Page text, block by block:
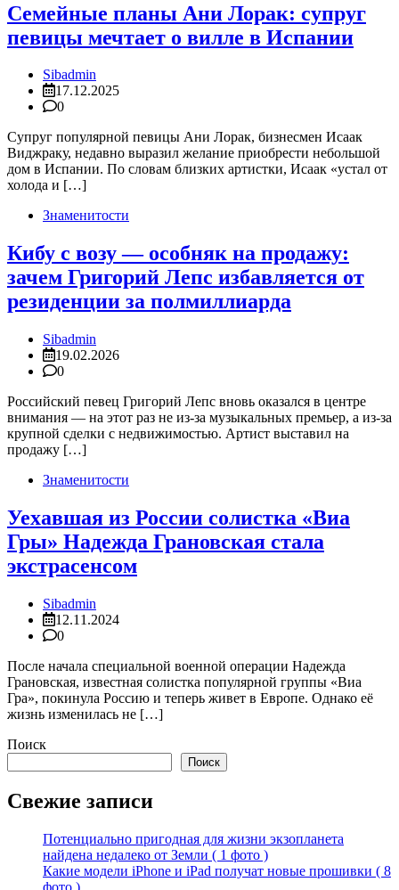
Семейные планы Ани Лорак: супруг
певицы мечтает о вилле в Испании
Sibadmin
17.12.2025
0
Супруг популярной певицы Ани Лорак, бизнесмен Исаак
Виджраку, недавно выразил желание приобрести небольшой
дом в Испании. По словам близких артистки, Исаак «устал от
холода и […]
Знаменитости
Кибу с возу — особняк на продажу:
зачем Григорий Лепс избавляется от
резиденции за полмиллиарда
Sibadmin
19.02.2026
0
Российский певец Григорий Лепс вновь оказался в центре
внимания — на этот раз не из-за музыкальных премьер, а из-за
крупной сделки с недвижимостью. Артист выставил на
продажу […]
Знаменитости
Уехавшая из России солистка «Виа
Гры» Надежда Грановская стала
экстрасенсом
Sibadmin
12.11.2024
0
После начала специальной военной операции Надежда
Грановская, известная солистка популярной группы «Виа
Гра», покинула Россию и теперь живет в Европе. Однако её
жизнь изменилась не […]
Поиск
Поиск
Свежие записи
Потенциально пригодная для жизни экзопланета
найдена недалеко от Земли ( 1 фото )
Какие модели iPhone и iPad получат новые прошивки ( 8
фото )